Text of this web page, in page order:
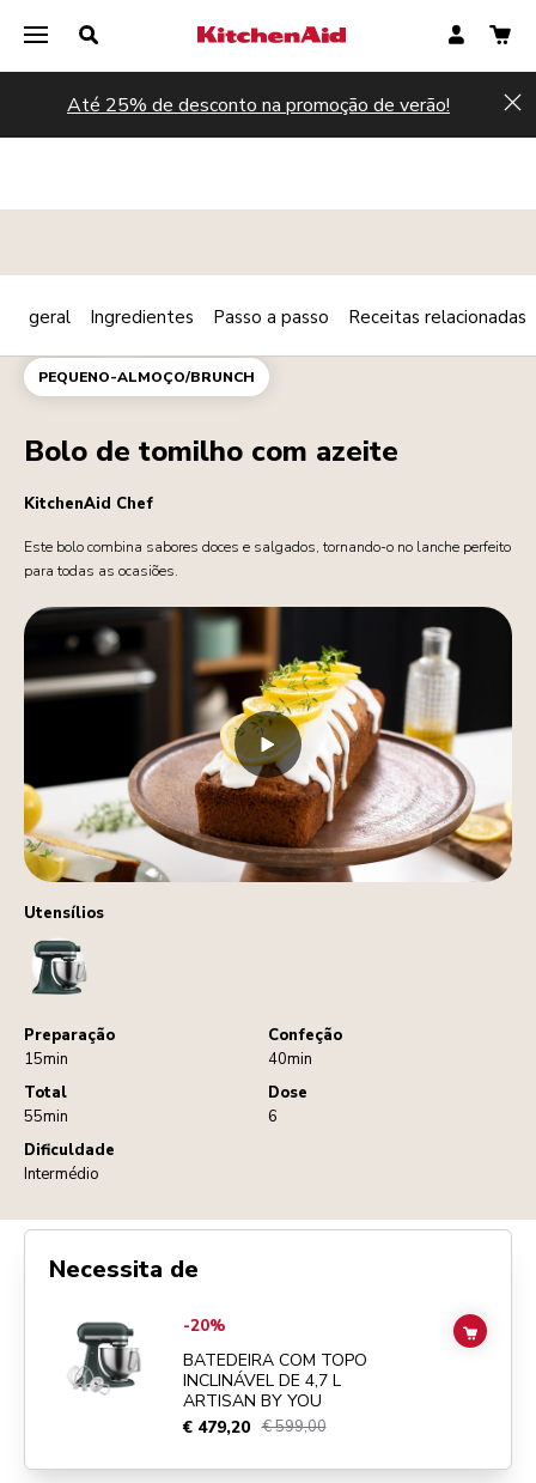
Até 25% de desconto na promoção de verão!
Utensílios
StandMixer
Preparação
15min
Confeção
40min
Total
55min
Dose
6
Dificuldade
Intermédio
PADARIA SOBREMESAS
PEQUENO-ALMOÇO/BRUNCH
Print
Bolo de tomilho com azeite
KitchenAid Chef
Este bolo combina sabores doces e salgados, tornando-o no lanche perfeito
para todas as ocasiões.
geral Ingredientes Passo a passo Receitas relacionadas
Necessita de
Go toBATEDEIRA COM TOPO INCLINÁVEL DE 4,7 L ARTISAN BY
-20%
BATEDEIRA COM TOPO
INCLINÁVEL DE 4,7 L
ARTISAN BY YOU
€ 479,20 € 599,00
ADD